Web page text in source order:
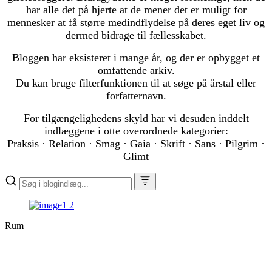
har alle det på hjerte at de mener det er muligt for
mennesker at få større medindflydelse på deres eget liv og
dermed bidrage til fællesskabet.
Bloggen har eksisteret i mange år, og der er opbygget et
omfattende arkiv.
Du kan bruge filterfunktionen til at søge på årstal eller
forfatternavn.
For tilgængelighedens skyld har vi desuden inddelt
indlæggene i otte overordnede kategorier:
Praksis · Relation · Smag · Gaia · Skrift · Sans · Pilgrim ·
Glimt
Rum